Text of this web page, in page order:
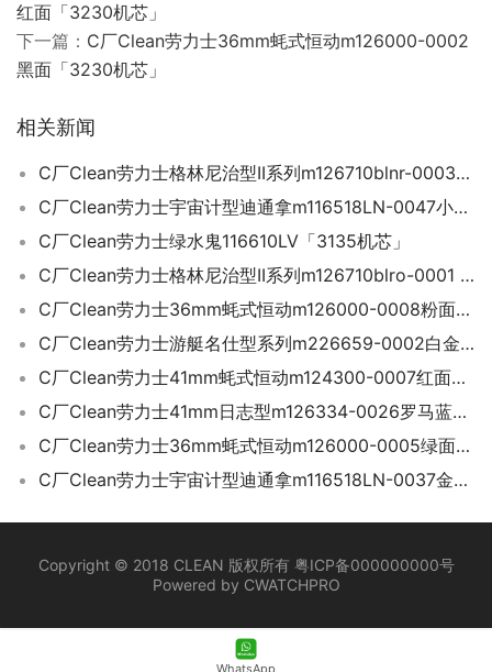
红面「3230机芯」
下一篇： C厂Clean劳力士36mm蚝式恒动m126000-0002
黑面「3230机芯」
相关新闻
C厂Clean劳力士格林尼治型II系列m126710blnr-0003国米圈
C厂Clean劳力士宇宙计型迪通拿m116518LN-0047小怪兽迪「4130机芯」
C厂Clean劳力士绿水鬼116610LV「3135机芯」
C厂Clean劳力士格林尼治型II系列m126710blro-0001 可乐圈
C厂Clean劳力士36mm蚝式恒动m126000-0008粉面「3230机芯」
C厂Clean劳力士游艇名仕型系列m226659-0002白金游艇42mm
C厂Clean劳力士41mm蚝式恒动m124300-0007红面「3230机芯」
C厂Clean劳力士41mm日志型m126334-0026罗马蓝盘「3235机芯」
C厂Clean劳力士36mm蚝式恒动m126000-0005绿面「3230机芯」
C厂Clean劳力士宇宙计型迪通拿m116518LN-0037金贝母迪「4130机芯」
Copyright © 2018 CLEAN 版权所有 粤ICP备000000000号
Powered by CWATCHPRO
WhatsApp